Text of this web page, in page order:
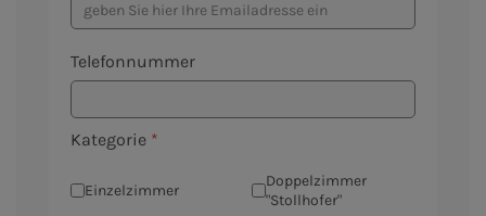
Telefonnummer
Kategorie *
Einzelzimmer
Doppelzimmer
"Stollhofer"